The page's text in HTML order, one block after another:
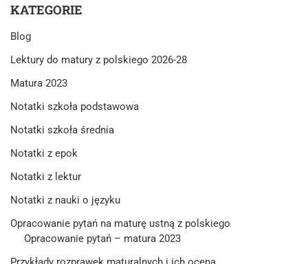
KATEGORIE
Blog
Lektury do matury z polskiego 2026-28
Matura 2023
Notatki szkoła podstawowa
Notatki szkoła średnia
Notatki z epok
Notatki z lektur
Notatki z nauki o języku
Opracowanie pytań na maturę ustną z polskiego
Opracowanie pytań – matura 2023